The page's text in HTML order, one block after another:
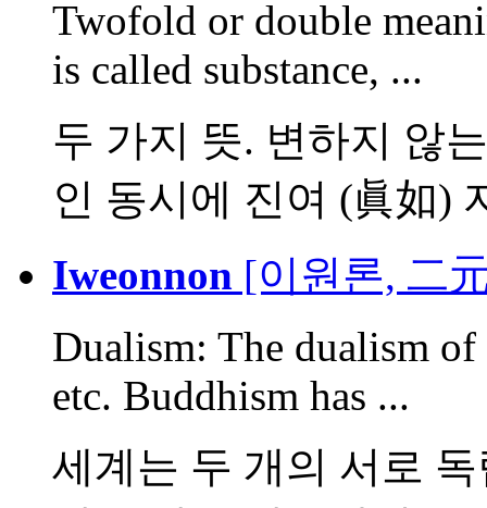
Twofold or double
is called substance, ...
두 가지 뜻. 변하지 않
인 동시에 진여 (眞如)
Iweonnon [이원론, 二
Dualism: The dualism
etc. Buddhism has ...
세계는 두 개의 서로